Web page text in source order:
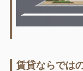
賃貸ならでは